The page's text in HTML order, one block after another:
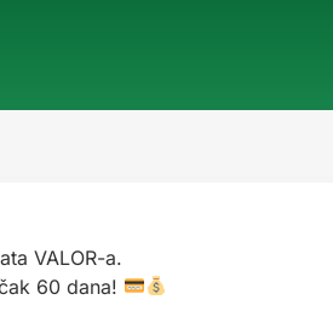
VALOR-a.
60 dana!